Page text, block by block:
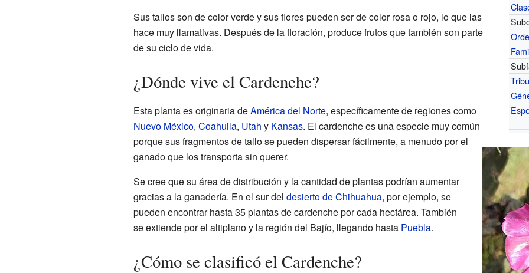
Sus tallos son de color verde y sus flores pueden ser de color rosa o rojo, lo que las
hace muy llamativas. Después de la floración, produce frutos que también son parte
de su ciclo de vida.
¿Dónde vive el Cardenche?
Esta planta es originaria deAmérica del Norte, específicamente de regiones como
Nuevo México, Coahuila, Utah y Kansas. El cardenche es una especie muy común
porque sus fragmentos de tallo se pueden dispersar fácilmente, a menudo por el
ganado que los transporta sin querer.
Se cree que su área de distribución y la cantidad de plantas podrían aumentar
gracias a la ganadería. En el sur del desierto de Chihuahua, por ejemplo, se
pueden encontrar hasta 35 plantas de cardenche por cada hectárea. También
se extiende por el altiplano y la región del Bajío, llegando hasta Puebla.
¿Cómo se clasificó el Cardenche?